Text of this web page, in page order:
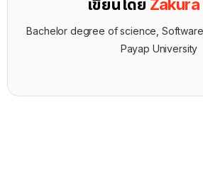
เขียนโดย
Bachelor degree of science,
Payap University